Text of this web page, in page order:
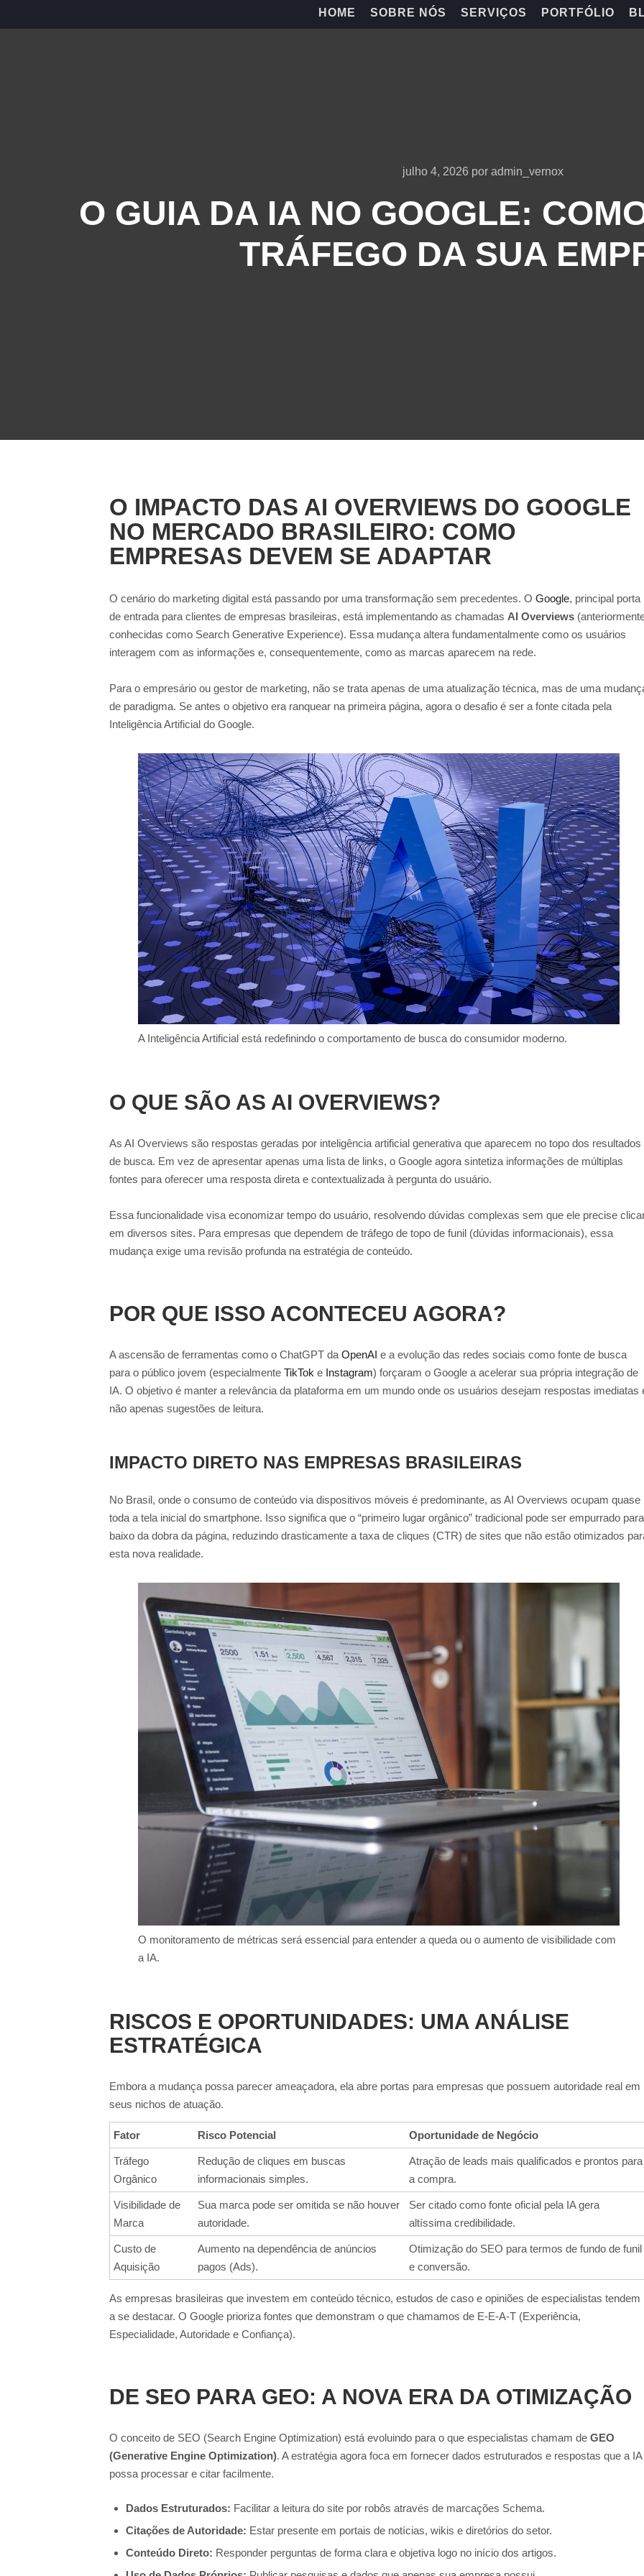
HOME SOBRE NÓS SERVIÇOS PORTFÓLIO
julho 4, 2026 por admin_vernox
O GUIA DA IA NO GOOGLE:
TRÁFEGO DA SUA
O IMPACTO DAS AI OVERVIEWS DO GOOGLE
NO MERCADO BRASILEIRO: COMO
EMPRESAS DEVEM SE ADAPTAR
O cenário do marketing digital está passando por uma transformação sem precedentes. O Google, principal porta
de entrada para clientes de empresas brasileiras, está implementando as chamadas AI Overviews
conhecidas como Search Generative Experience). Essa mudança altera fundamentalmente como os usuários
interagem com as informações e, consequentemente, como as marcas aparecem na rede.
Para o empresário ou gestor de marketing, não se trata apenas de uma atualização técnica, mas de uma
de paradigma. Se antes o objetivo era ranquear na primeira página, agora o desafio é ser a fonte citada pela
Inteligência Artificial do Google.
A Inteligência Artificial está redefinindo o comportamento de busca do consumidor moderno.
O QUE SÃO AS AI OVERVIEWS?
As AI Overviews são respostas geradas por inteligência artificial generativa que aparecem no topo dos resultados
de busca. Em vez de apresentar apenas uma lista de links, o Google agora sintetiza informações de múltiplas
fontes para oferecer uma resposta direta e contextualizada à pergunta do usuário.
Essa funcionalidade visa economizar tempo do usuário, resolvendo dúvidas complexas sem que ele precise
em diversos sites. Para empresas que dependem de tráfego de topo de funil (dúvidas informacionais), essa
mudança exige uma revisão profunda na estratégia de conteúdo.
POR QUE ISSO ACONTECEU AGORA?
A ascensão de ferramentas como o ChatGPT da OpenAI e a evolução das redes sociais como fonte de busca
para o público jovem (especialmente TikTok e Instagram) forçaram o Google a acelerar sua própria integração de
IA. O objetivo é manter a relevância da plataforma em um mundo onde os usuários desejam respostas imediatas
não apenas sugestões de leitura.
IMPACTO DIRETO NAS EMPRESAS BRASILEIRAS
No Brasil, onde o consumo de conteúdo via dispositivos móveis é predominante, as AI Overviews ocupam quase
toda a tela inicial do smartphone. Isso significa que o “primeiro lugar orgânico” tradicional pode ser empurrado para
baixo da dobra da página, reduzindo drasticamente a taxa de cliques (CTR) de sites que não estão otimizados
esta nova realidade.
O monitoramento de métricas será essencial para entender a queda ou o aumento de visibilidade com
a IA.
RISCOS E OPORTUNIDADES: UMA ANÁLISE
ESTRATÉGICA
Embora a mudança possa parecer ameaçadora, ela abre portas para empresas que possuem autoridade real em
seus nichos de atuação.
Fator Risco Potencial Oportunidade de Negócio
Tráfego
Orgânico
Redução de cliques em buscas
informacionais simples.
Atração de leads mais qualificados e prontos para
a compra.
Visibilidade de
Marca
Sua marca pode ser omitida se não houver
autoridade.
Ser citado como fonte oficial pela IA gera
altíssima credibilidade.
Custo de
Aquisição
Aumento na dependência de anúncios
pagos (Ads).
Otimização do SEO para termos de fundo de funil
e conversão.
As empresas brasileiras que investem em conteúdo técnico, estudos de caso e opiniões de especialistas tendem
a se destacar. O Google prioriza fontes que demonstram o que chamamos de E-E-A-T (Experiência,
Especialidade, Autoridade e Confiança).
DE SEO PARA GEO: A NOVA ERA DA OTIMIZAÇÃO
O conceito de SEO (Search Engine Optimization) está evoluindo para o que especialistas chamam de GEO
(Generative Engine Optimization). A estratégia agora foca em fornecer dados estruturados e respostas que a IA
possa processar e citar facilmente.
Dados Estruturados: Facilitar a leitura do site por robôs através de marcações Schema.
Citações de Autoridade: Estar presente em portais de notícias, wikis e diretórios do setor.
Conteúdo Direto: Responder perguntas de forma clara e objetiva logo no início dos artigos.